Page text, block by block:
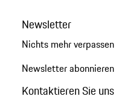
Newsletter
Nichts mehr verpassen
Newsletter abonnieren
Kontaktieren Sie uns